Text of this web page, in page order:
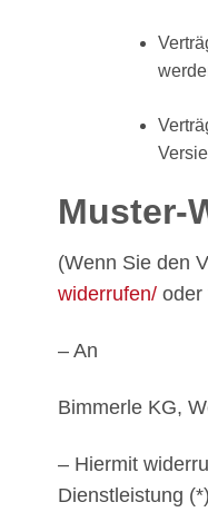
Muster-
(Wenn Sie den
widerrufen/ oder
– An
Bimmerle KG,
– Hiermit
Dienstleistung (*)